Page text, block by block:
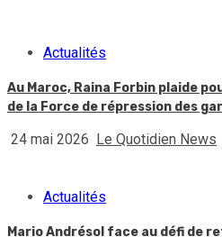
Actualités
Au Maroc, Raina Forbin plaide
de la Force de répression des
24 mai 2026 Le Quotidien News
Actualités
Mario Andrésol face au défi de